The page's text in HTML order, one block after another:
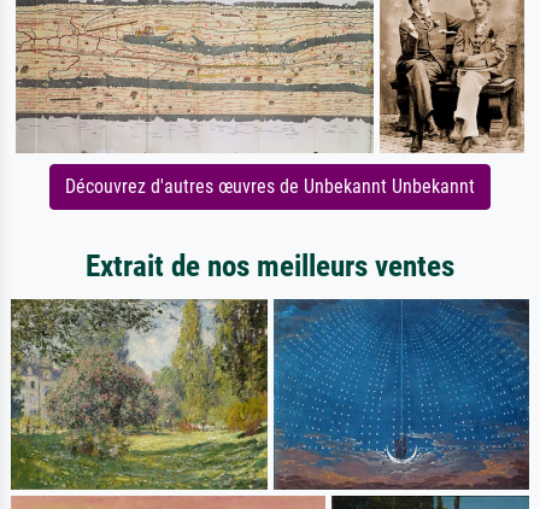
Découvrez d'autres œuvres de Unbekannt Unbekannt
Extrait de nos meilleurs ventes